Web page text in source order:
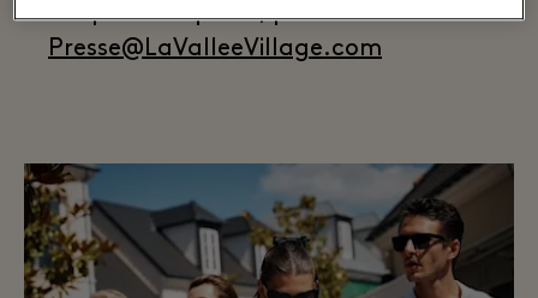
For press enquiries, please email
Presse@LaValleeVillage.com